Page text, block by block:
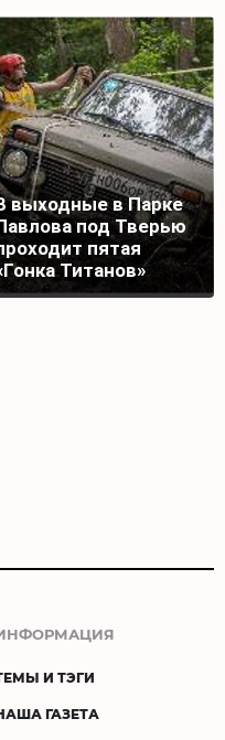
выходные в Парке
под Тверью
пятая
Титанов»
И ТЭГИ
ГАЗЕТА